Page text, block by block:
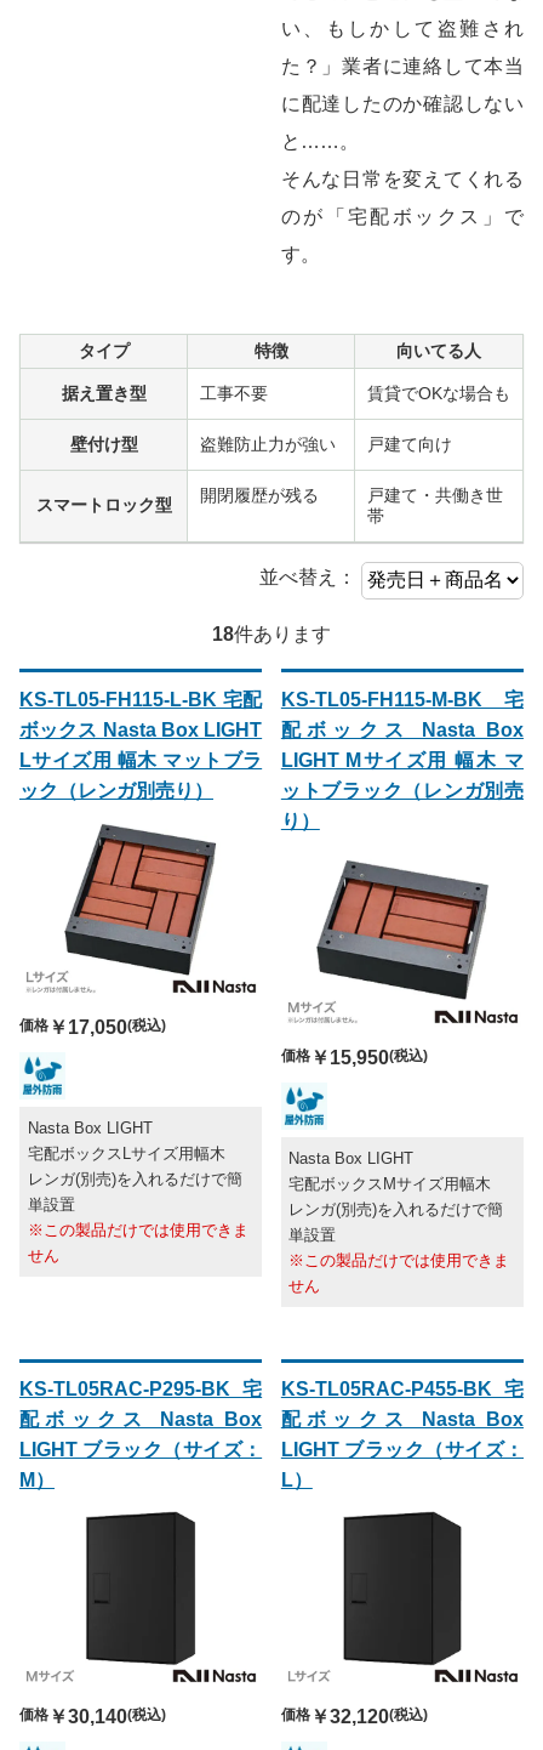
い、もしかして盗難され
た？」業者に連絡して本当
に配達したのか確認しない
と……。
そんな日常を変えてくれる
のが「宅配ボックス」で
す。
タイプ 特徴 向いてる人
据え置き型 工事不要 賃貸でOKな場合も
壁付け型 盗難防止力が強い 戸建て向け
スマートロック型 開閉履歴が残る
戸建て・共働き世
帯
並べ替え：
18件あります
KS-TL05-FH115-L-BK 宅配
ボックス Nasta Box LIGHT
Lサイズ用 幅木 マットブラ
ック（レンガ別売り）
価格 ￥17,050(税込)
Nasta Box LIGHT
宅配ボックスLサイズ用幅木
レンガ(別売)を入れるだけで簡
単設置
※この製品だけでは使用できま
せん
KS-TL05-FH115-M-BK 宅
配ボックス Nasta Box
LIGHT Mサイズ用 幅木 マ
ットブラック（レンガ別売
り）
価格￥15,950(税込)
Nasta Box LIGHT
宅配ボックスMサイズ用幅木
レンガ(別売)を入れるだけで簡
単設置
※この製品だけでは使用できま
せん
KS-TL05RAC-P295-BK 宅
配ボックス Nasta Box
LIGHT ブラック（サイズ：
M）
価格 ￥30,140(税込)
KS-TL05RAC-P455-BK 宅
配ボックス Nasta Box
LIGHT ブラック（サイズ：
L）
価格￥32,120(税込)